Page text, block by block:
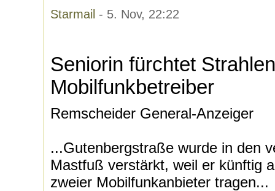
Starmail - 5. Nov, 22:22
Seniorin fürchtet
Mobilfunkbetreiber
Remscheider General-Anzeiger
...Gutenbergstraße wurde in den
Mastfuß verstärkt, weil er künftig
zweier Mobilfunkanbieter tragen...